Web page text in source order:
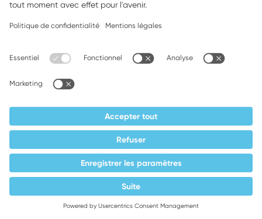
site Web consulté,
site Web à partir duquel l'utilisateur a
site Web (le référent),
Web,
fréquence d'accès au site Web.
Google déclare qu'il n'associera en aucun
cas votre adresse IP à toute autre
donnée détenue par Google.
Base juridique et révocation